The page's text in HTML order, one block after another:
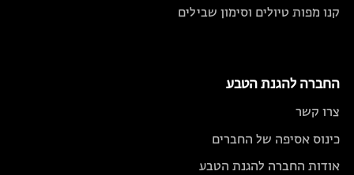
קנו מפות טיולים וסימון שבילים
החברה להגנת הטבע
צרו קשר
כינוס אסיפה של החברים
אודות החברה להגנת הטבע